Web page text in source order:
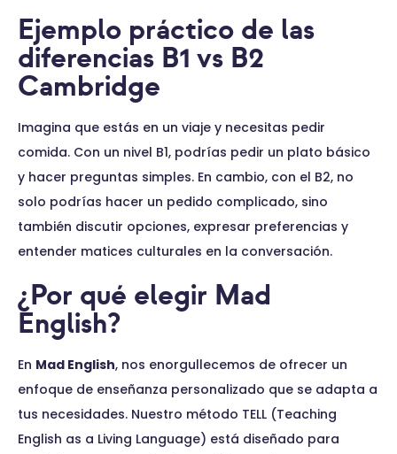
Ejemplo práctico de las
diferencias B1 vs B2
Cambridge
Imagina que estás en un viaje y necesitas pedir
comida. Con un nivel B1, podrías pedir un plato básico
y hacer preguntas simples. En cambio, con el B2, no
solo podrías hacer un pedido complicado, sino
también discutir opciones, expresar preferencias y
entender matices culturales en la conversación.
¿Por qué elegir Mad
English?
En Mad English, nos enorgullecemos de ofrecer un
enfoque de enseñanza personalizado que se adapta a
tus necesidades. Nuestro método TELL (Teaching
English as a Living Language) está diseñado para